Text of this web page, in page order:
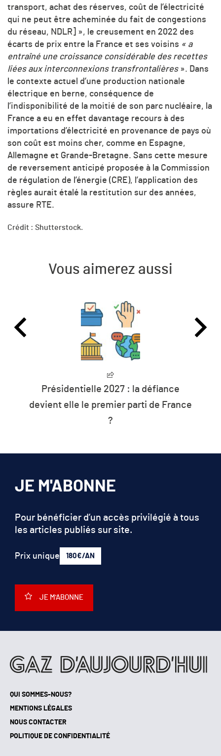
transport, achat des réserves, coût de l’électricité
qui ne peut être acheminée du fait de congestions
du réseau, NDLR] », le creusement en 2022 des
écarts de prix entre la France et ses voisins « a
entraîné une croissance considérable des recettes
liées aux interconnexions transfrontalières». Dans
le contexte actuel d’une production nationale
électrique en berne, conséquence de
l’indisponibilité de la moitié de son parc nucléaire, la
France a eu en effet davantage recours à des
importations d’électricité en provenance de pays où
son coût est moins cher, comme en Espagne,
Allemagne et Grande-Bretagne. Sans cette mesure
de reversement anticipé proposée à la Commission
de régulation de l’énergie (CRE), l’application des
règles aurait étalé la restitution sur des années,
assure RTE.
Crédit : Shutterstock.
Vous aimerez aussi
2027 : la défiance
le premier parti de France
QUI SOMMES-NOUS?
MENTIONS LÉGALES
NOUS CONTACTER
POLITIQUE DE CONFIDENTIALITÉ
JE M'ABONNE
Pour bénéficier d’un accès privilégié à tous
les articles publiés sur site.
Prix unique 180€/AN
JE M'ABONNE